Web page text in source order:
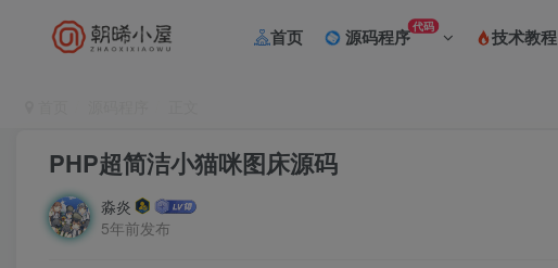
首页 源码程序代码 技术教程
PHP超简洁小猫咪图床源码
淼炎
5年前发布